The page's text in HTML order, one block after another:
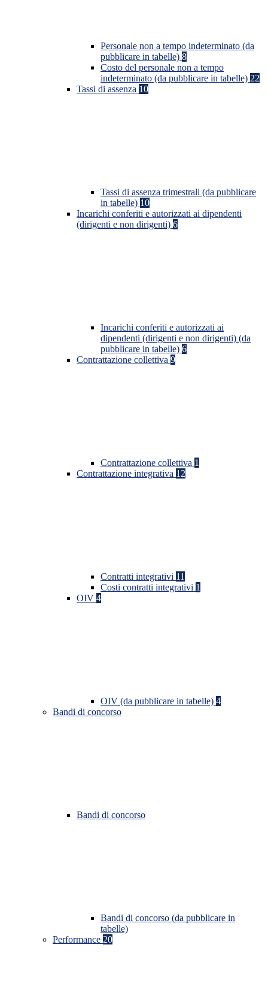
Personale non a tempo indeterminato (da
pubblicare in tabelle) 8
Costo del personale non a tempo
indeterminato (da pubblicare in tabelle) 22
Tassi di assenza 10
Tassi di assenza trimestrali (da pubblicare
in tabelle) 10
Incarichi conferiti e autorizzati ai dipendenti
(dirigenti e non dirigenti) 6
Incarichi conferiti e autorizzati ai
dipendenti (dirigenti e non dirigenti) (da
pubblicare in tabelle) 6
Contrattazione collettiva 9
Contrattazione collettiva 1
Contrattazione integrativa 12
Contratti integrativi 11
Costi contratti integrativi 1
OIV 4
OIV (da pubblicare in tabelle) 4
Bandi di concorso
Bandi di concorso
Bandi di concorso (da pubblicare in
tabelle)
Performance 20